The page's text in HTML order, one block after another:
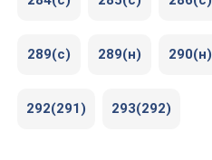
289(c) 289(н) 290(н)
292(291) 293(292)